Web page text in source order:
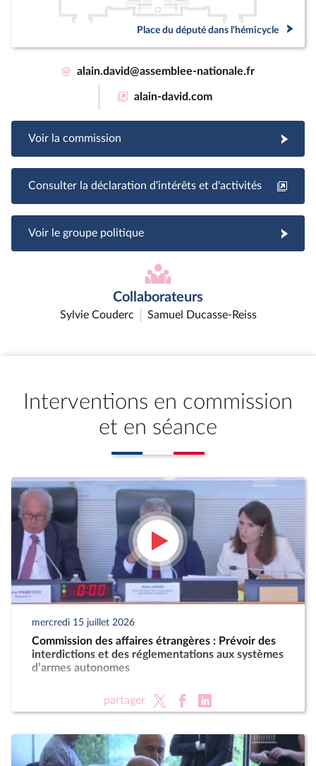
Place du député dans l'hémicycle
@ alain.david@assemblee-nationale.fr
alain-david.com
Voir la commission
Consulter la déclaration d'intérêts et d'activités
Voir le groupe politique
Collaborateurs
Sylvie Couderc Samuel Ducasse-Reiss
Interventions en commission
et en séance
mercredi 15 juillet 2026
Commission des affaires étrangères : Prévoir des
interdictions et des réglementations aux systèmes
d’armes autonomes
partager